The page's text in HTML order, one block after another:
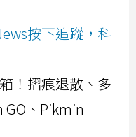
按下追蹤，科
！摺痕退散、多
GO、Pikmin